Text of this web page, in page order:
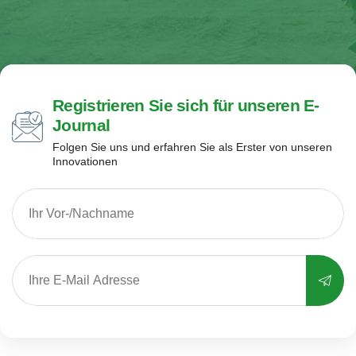
Registrieren Sie sich für unseren E-
Journal
Folgen Sie uns und erfahren Sie als Erster von unseren
Innovationen